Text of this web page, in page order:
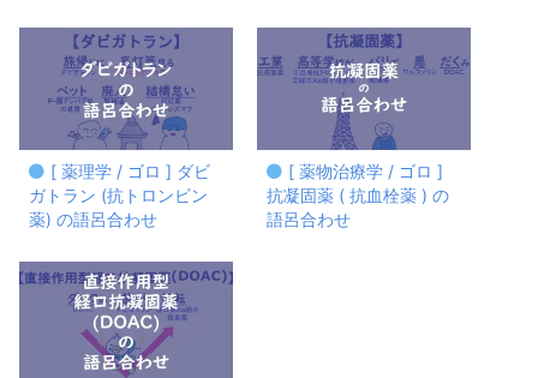
[ 薬理学 / ゴロ ] ダビ
ガトラン (抗トロンビン
薬) の語呂合わせ
[ 薬物治療学 / ゴロ ]
抗凝固薬 ( 抗血栓薬 ) の
語呂合わせ